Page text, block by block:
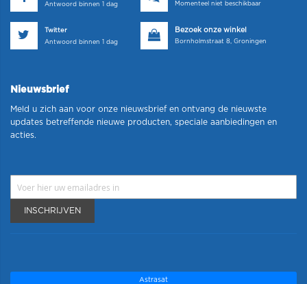
Antwoord binnen 1 dag
Momenteel niet beschikbaar
Twitter
Antwoord binnen 1 dag
Bezoek onze winkel
Bornholmstraat 8, Groningen
Nieuwsbrief
Meld u zich aan voor onze nieuwsbrief en ontvang de nieuwste
updates betreffende nieuwe producten, speciale aanbiedingen en
acties.
INSCHRIJVEN
Astrasat